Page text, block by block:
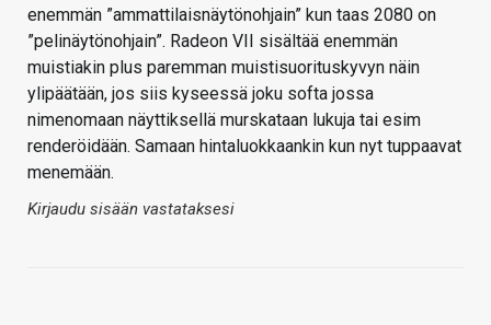
enemmän ”ammattilaisnäytönohjain” kun taas 2080 on
”pelinäytönohjain”. Radeon VII sisältää enemmän
muistiakin plus paremman muistisuorituskyvyn näin
ylipäätään, jos siis kyseessä joku softa jossa
nimenomaan näyttiksellä murskataan lukuja tai esim
renderöidään. Samaan hintaluokkaankin kun nyt tuppaavat
menemään.
Kirjaudu sisään vastataksesi